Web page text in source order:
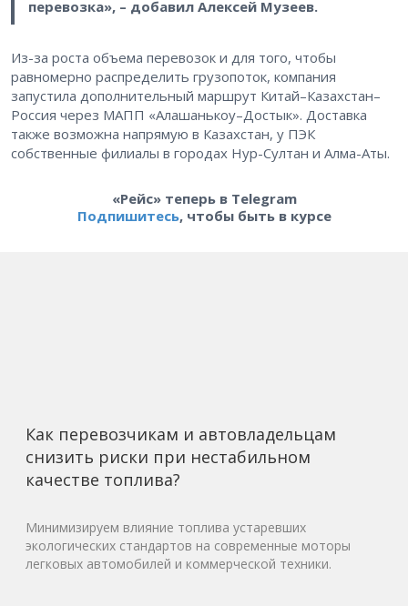
перевозка», – добавил Алексей Музеев.
Из-за роста объема перевозок и для того, чтобы
равномерно распределить грузопоток, компания
запустила дополнительный маршрут Китай–Казахстан–
Россия через МАПП «Алашанькоу–Достык». Доставка
также возможна напрямую в Казахстан, у ПЭК
собственные филиалы в городах Нур-Султан и Алма-Аты.
«Рейс» теперь в Telegram
Подпишитесь, чтобы быть в курсе
Как перевозчикам и автовладельцам
снизить риски при нестабильном
качестве топлива?
Минимизируем влияние топлива устаревших
экологических стандартов на современные моторы
легковых автомобилей и коммерческой техники.